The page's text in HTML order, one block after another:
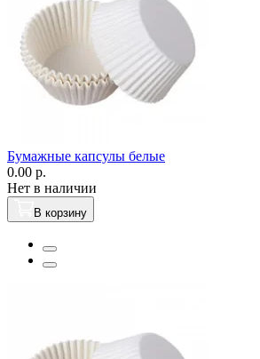
Бумажные капсулы белые
0.00 р.
Нет в наличии
В корзину